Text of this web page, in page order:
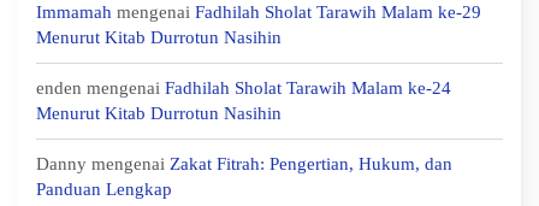
Immamah mengenai Fadhilah Sholat Tarawih Malam ke-29
Menurut Kitab Durrotun Nasihin
enden mengenai Fadhilah Sholat Tarawih Malam ke-24
Menurut Kitab Durrotun Nasihin
Danny mengenai Zakat Fitrah: Pengertian, Hukum, dan
Panduan Lengkap